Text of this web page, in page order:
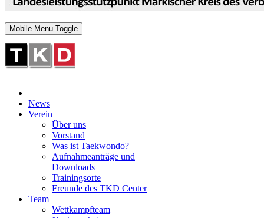
Mobile Menu Toggle
News
Verein
Über uns
Vorstand
Was ist Taekwondo?
Aufnahmeanträge und
Downloads
Trainingsorte
Freunde des TKD Center
Team
Wettkampfteam